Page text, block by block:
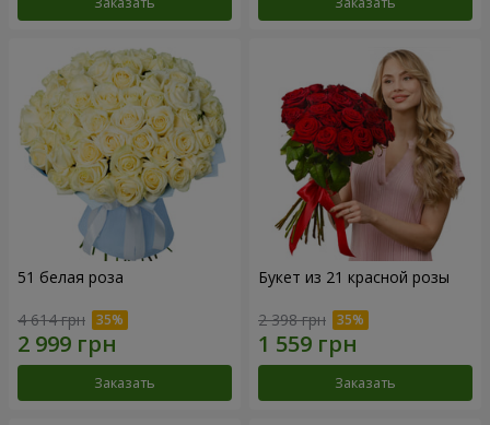
51 белая роза
4 614 грн
Заказать
Букет из 21 красной розы
2 398 грн
Заказать